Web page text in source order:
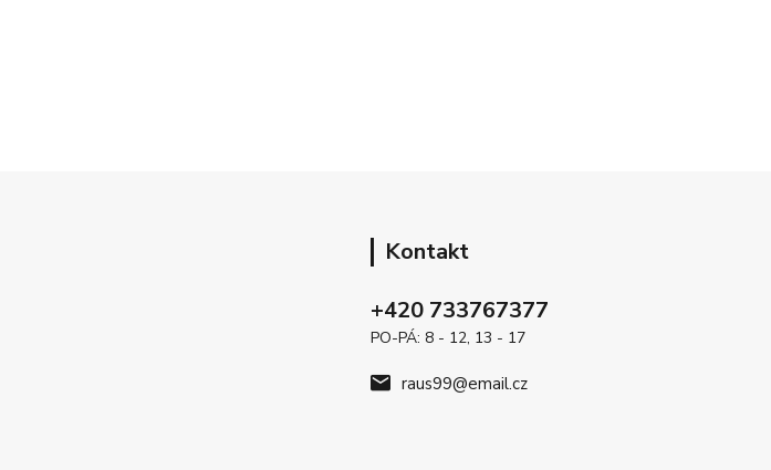
Kontakt
+420 733767377
PO-PÁ: 8 - 12, 13 - 17
raus99@email.cz